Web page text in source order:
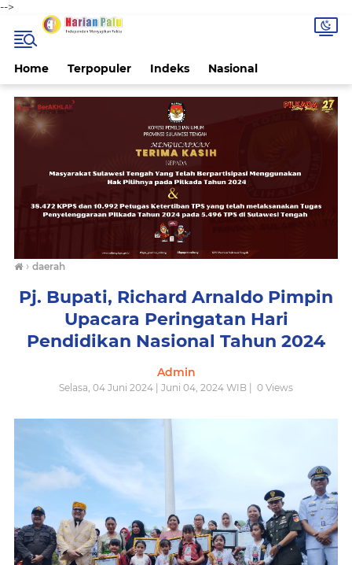
-->
Home Terpopuler Indeks Nasional
› daerah
Pj. Bupati, Richard Arnaldo Pimpin
Upacara Peringatan Hari
Pendidikan Nasional Tahun 2024
Admin
Selasa, 04 Juni 2024 | Juni 04, 2024 WIB | 0 Views